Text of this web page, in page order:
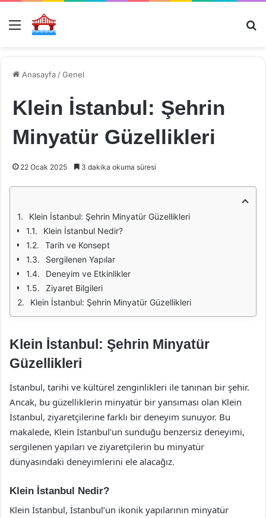
Menü
Anasayfa /Genel
Klein İstanbul: Şehrin
Minyatür Güzellikleri
22 Ocak 2025 3 dakika okuma süresi
Klein İstanbul: Şehrin Minyatür Güzellikleri
Klein İstanbul Nedir?
Tarih ve Konsept
Sergilenen Yapılar
Deneyim ve Etkinlikler
Ziyaret Bilgileri
Klein İstanbul: Şehrin Minyatür Güzellikleri
Klein İstanbul: Şehrin Minyatür
Güzellikleri
İstanbul, tarihi ve kültürel zenginlikleri ile tanınan bir şehir.
Ancak, bu güzelliklerin minyatür bir yansıması olan Klein
İstanbul, ziyaretçilerine farklı bir deneyim sunuyor. Bu
makalede, Klein İstanbul’un sunduğu benzersiz deneyimi,
sergilenen yapıları ve ziyaretçilerin bu minyatür
dünyasındaki deneyimlerini ele alacağız.
Klein İstanbul Nedir?
Klein İstanbul, İstanbul’un ikonik yapılarının minyatür